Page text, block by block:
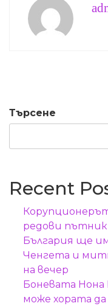
Търсене
Recent
редови пътник
България ще
Ченгета и
на вечер
Боневата Нона
може хората